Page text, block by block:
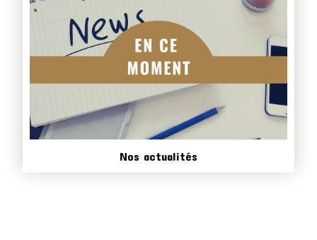
Nos actualités